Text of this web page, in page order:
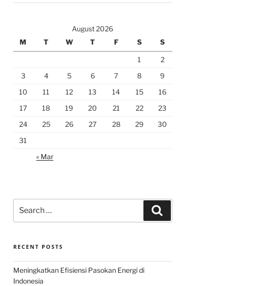
August 2026
M
T W T F S S
1
2
3
4 5 6 7 8
9
10
11 12 13 14 15
16
17
18 19 20 21 22
23
24
25 26 27 28 29
30
31
« Mar
for:
RECENT POSTS
Meningkatkan Efisiensi Pasokan Energi di
Indonesia